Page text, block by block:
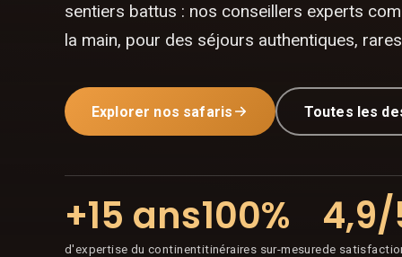
sentiers battus : nos conseillers experts
la main, pour des séjours authentiques,
Explorer nos safaris Toutes les
+15 ans
d'expertise du continent
100%
itinéraires sur-mesurede